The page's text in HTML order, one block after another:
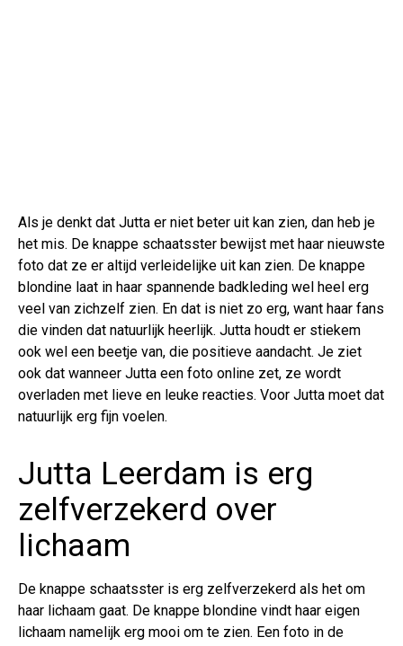
Als je denkt dat Jutta er niet beter uit kan zien, dan heb je
het mis. De knappe schaatsster bewijst met haar nieuwste
foto dat ze er altijd verleidelijke uit kan zien. De knappe
blondine laat in haar spannende badkleding wel heel erg
veel van zichzelf zien. En dat is niet zo erg, want haar fans
die vinden dat natuurlijk heerlijk. Jutta houdt er stiekem
ook wel een beetje van, die positieve aandacht. Je ziet
ook dat wanneer Jutta een foto online zet, ze wordt
overladen met lieve en leuke reacties. Voor Jutta moet dat
natuurlijk erg fijn voelen.
Jutta Leerdam is erg
zelfverzekerd over
lichaam
De knappe schaatsster is erg zelfverzekerd als het om
haar lichaam gaat. De knappe blondine vindt haar eigen
lichaam namelijk erg mooi om te zien. Een foto in de